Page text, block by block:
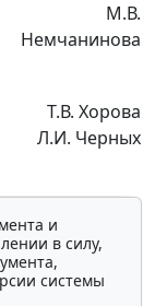
М.В.
Немчанинова
Т.В. Хорова
Л.И. Черных
и
в силу,
системы